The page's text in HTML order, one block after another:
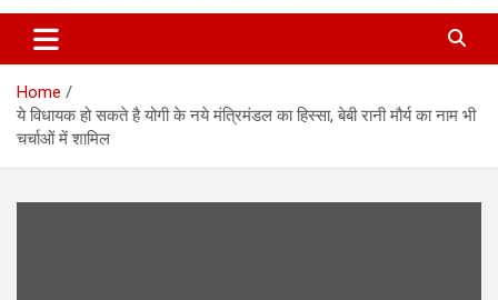
Home
ये विधायक हो सकते है योगी के नये मंत्रिमंडल का हिस्सा, बेबी रानी मौर्य का नाम भी
चर्चाओं में शामिल